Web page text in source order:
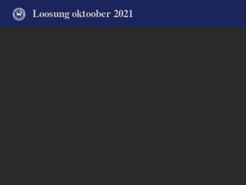
Loosung oktoober 2021